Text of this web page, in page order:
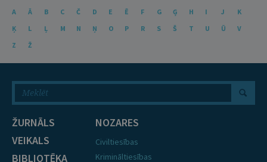
A Ā B C Č D E Ē F G Ģ H I J
K
Ķ
L Ļ M N Ņ O P R S Š T U Ū
V
Z
Ž
ŽURNĀLS
VEIKALS
BIBLIOTĒKA
NOZARES
Civiltiesības
Krimināltiesības